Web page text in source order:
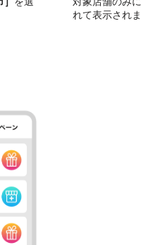
れて表示され